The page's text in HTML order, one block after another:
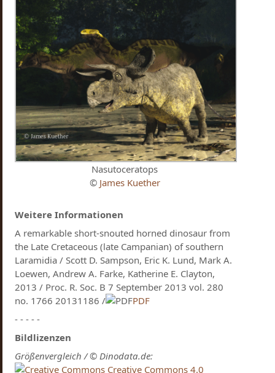
Nasutoceratops
© James Kuether
Weitere Informationen
A remarkable short-snouted horned dinosaur from
the Late Cretaceous (late Campanian) of southern
Laramidia / Scott D. Sampson, Eric K. Lund, Mark A.
Loewen, Andrew A. Farke, Katherine E. Clayton,
2013 / Proc. R. Soc. B 7 September 2013 vol. 280
no. 1766 20131186 /
PDF
- - - - -
Bildlizenzen
Größenvergleich / © Dinodata.de:
Creative Commons 4.0